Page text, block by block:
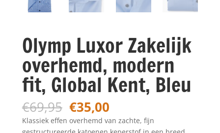
Olymp Luxor Zakelijk
overhemd, modern
fit, Global Kent, Bleu
€69,95 Oorspronkelijke
prijs
was:
€35,00Huidige
prijs
is:
Klassiek effen overhemd van zachte, fijn